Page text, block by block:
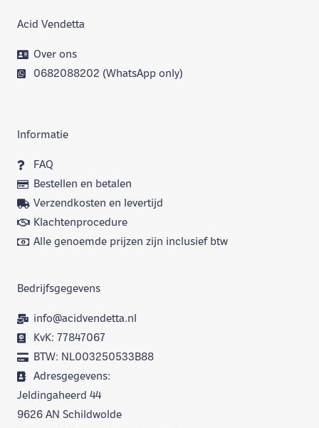
Acid Vendetta
Over ons
0682088202 (WhatsApp only)
Informatie
FAQ
Bestellen en betalen
Verzendkosten en levertijd
Klachtenprocedure
Alle genoemde prijzen zijn inclusief btw
Bedrijfsgegevens
info@acidvendetta.nl
KvK: 77847067
BTW: NL003250533B88
Adresgegevens:
Jeldingaheerd 44
9626 AN Schildwolde